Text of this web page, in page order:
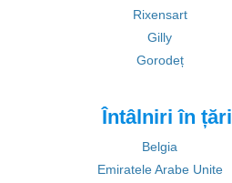
Rixensart
Gilly
Gorodeț
Întâlniri în țări
Belgia
Emiratele Arabe Unite